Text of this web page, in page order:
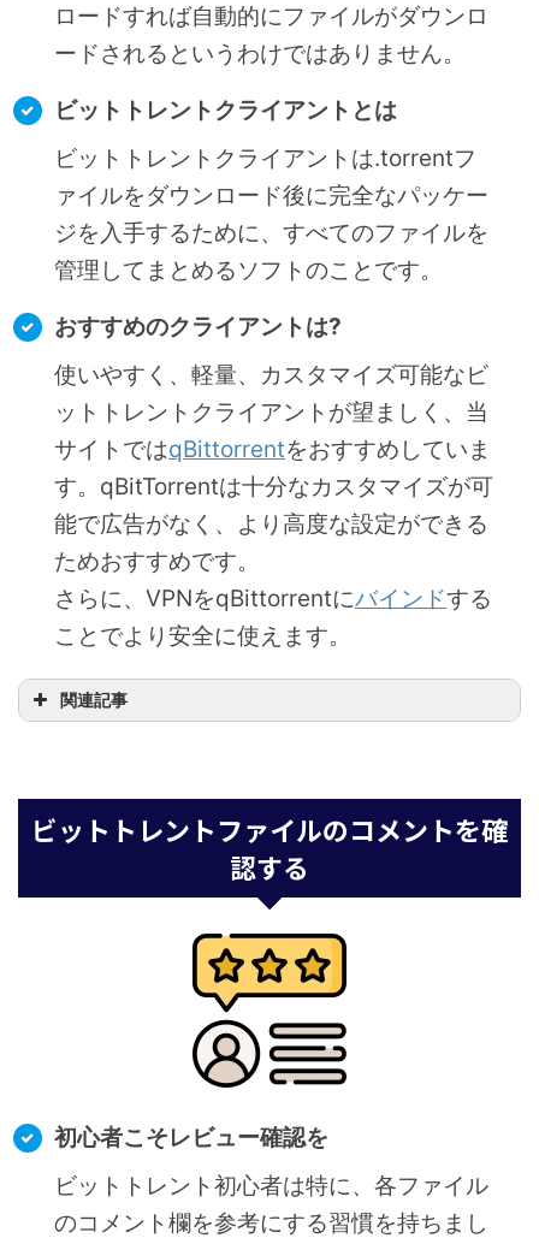
ロードすれば自動的にファイルがダウンロ
ードされるというわけではありません。
ビットトレントクライアントとは
ビットトレントクライアントは.torrentフ
ァイルをダウンロード後に完全なパッケー
ジを入手するために、すべてのファイルを
管理してまとめるソフトのことです。
おすすめのクライアントは?
使いやすく、軽量、カスタマイズ可能なビ
ットトレントクライアントが望ましく、当
サイトではqBittorrentをおすすめしていま
す。qBitTorrentは十分なカスタマイズが可
能で広告がなく、より高度な設定ができる
ためおすすめです。
さらに、VPNをqBittorrentにバインドする
ことでより安全に使えます。
関連記事
qBittorrentのバインド設定方法 |
より安全にビットトレントを利用
する
ビットトレントファイルのコメントを確
認する
初心者こそレビュー確認を
ビットトレント初心者は特に、各ファイル
のコメント欄を参考にする習慣を持ちまし